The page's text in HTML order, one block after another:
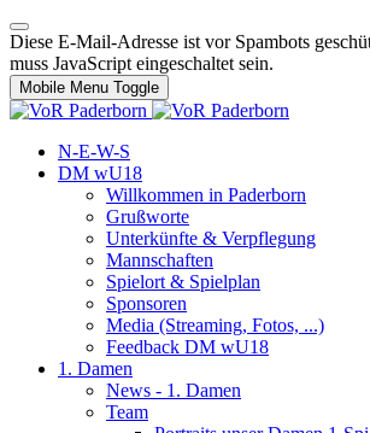
Diese E-Mail-Adresse ist vor Spambots
muss JavaScript eingeschaltet sein.
Mobile Menu Toggle
N-E-W-S
DM wU18
Willkommen in Paderborn
Grußworte
Unterkünfte & Verpflegung
Mannschaften
Spielort & Spielplan
Sponsoren
Media (Streaming, Fotos, ...)
Feedback DM wU18
1. Damen
News - 1. Damen
Team